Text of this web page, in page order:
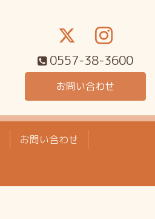
0557-38-3600
お問い合わせ
お問い合わせ